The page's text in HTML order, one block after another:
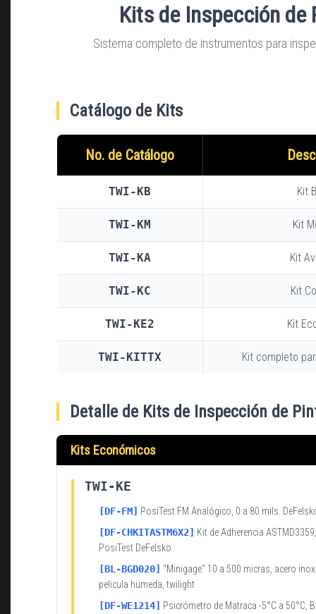
Kits de Inspección de
Sistema completo de instrumentos para
Catálogo de Kits
No. de Catálogo
TWI-KB Kit
TWI-KM Kit
TWI-KA Kit
TWI-KC Kit
TWI-KE2 Kit
TWI-KITTX Kit completo
Detalle de Kits de Inspección de
Kits Económicos
TWI-KE
[DF-FM] PosiTest FM Analógico, 0 a 80 mils.
[DF-CHKITASTM6X2] Kit de Adherencia
PosiTest DeFelsko
[BL-BGD020] "Minigage" 10 a 500 micras, acero
pelicula humeda, twilight
[DF-WE1214] Psicrómetro de Matraca -5°C a 50°C,